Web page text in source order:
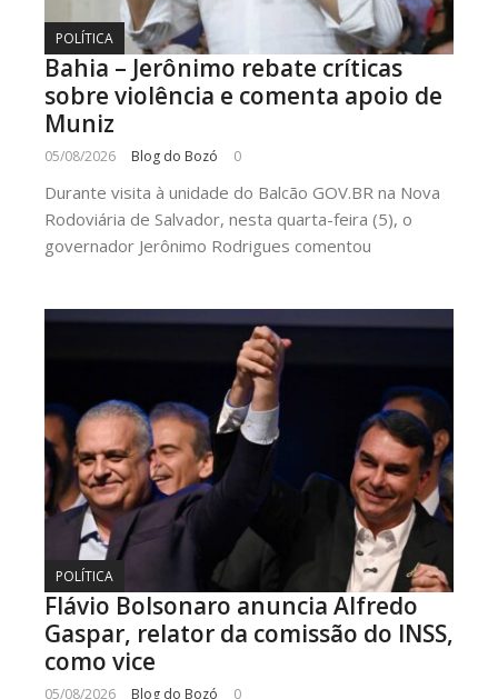
POLÍTICA
Bahia – Jerônimo rebate críticas
sobre violência e comenta apoio de
Muniz
05/08/2026 Blog do Bozó 0
Durante visita à unidade do Balcão GOV.BR na Nova
Rodoviária de Salvador, nesta quarta-feira (5), o
governador Jerônimo Rodrigues comentou
POLÍTICA
Flávio Bolsonaro anuncia Alfredo
Gaspar, relator da comissão do INSS,
como vice
05/08/2026 Blog do Bozó 0